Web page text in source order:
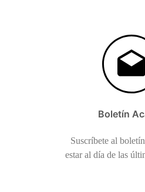
Boletín
Suscríbete al
estar al día de las